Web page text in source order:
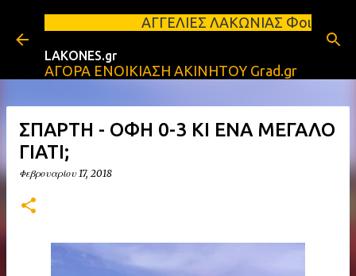
Μετάβαση στο κύριο περιεχόμενο
ΑΓΓΕΛΙΕΣ ΛΑΚΩΝΙΑΣ Φοιτητικά σπίτια προς
LAKONES.gr
ΑΓΟΡΑ ΕΝΟΙΚΙΑΣΗ ΑΚΙΝΗΤΟΥ Grad.gr
ΣΠΑΡΤΗ - ΟΦΗ 0-3 ΚΙ ΕΝΑ ΜΕΓΑΛΟ
ΓΙΑΤΙ;
Φεβρουαρίου 17, 2018